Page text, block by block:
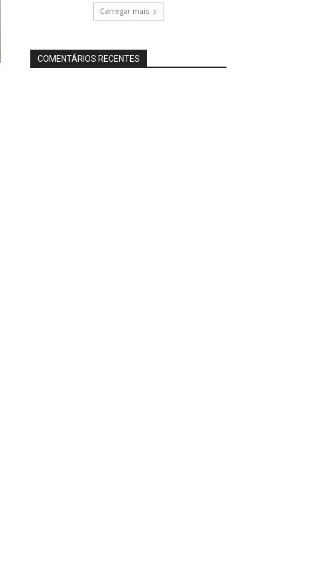
Carregar mais
COMENTÁRIOS RECENTES